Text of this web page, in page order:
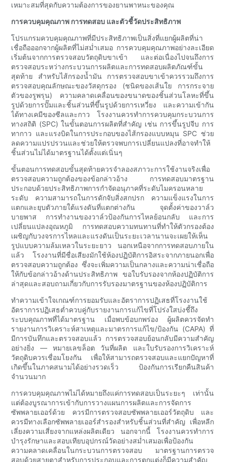
เหมาะสมที่สุดกับความต้องการของยานพาหนะของคุณ
การควบคุมคุณภาพ การทดสอบ และตัวชี้วัดประสิทธิภาพ
โปรแกรมควบคุมคุณภาพที่มีประสิทธิภาพเป็นสิ่งที่แยกผู้ผลิตที่น่า
เชื่อถือออกจากผู้ผลิตที่ไม่สม่ำเสมอ การควบคุมคุณภาพอย่างละเอียด
เริ่มต้นจากการตรวจสอบวัตถุดิบขาเข้า และต่อเนื่องไปจนถึงการ
ตรวจสอบระหว่างกระบวนการผลิตและการทดสอบผลิตภัณฑ์ขั้น
สุดท้าย สำหรับไส้กรองน้ำมัน การตรวจสอบขาเข้าควรรวมถึงการ
ตรวจสอบคุณลักษณะของวัสดุกรอง (ชนิดของเส้นใย การกระจาย
ตัวของรูพรุน) ความคลาดเคลื่อนของขนาดของชิ้นส่วนโลหะที่ขึ้น
รูปด้วยการปั๊มและชิ้นส่วนที่ขึ้นรูปด้วยการเหวี่ยง และความเข้ากัน
ได้ทางเคมีของซีลและกาว โรงงานควรทำการควบคุมกระบวนการ
ทางสถิติ (SPC) ในขั้นตอนการผลิตที่สำคัญ เช่น การขึ้นรูปจีบ การ
ทากาว และแรงบิดในการประกอบของไส้กรองแบบหมุน SPC ช่วย
ลดความแปรปรวนและช่วยให้ตรวจพบการเปลี่ยนแปลงที่อาจทำให้
ชิ้นส่วนไม่ได้มาตรฐานได้ตั้งแต่เนิ่นๆ
ขั้นตอนการทดสอบขั้นสุดท้ายควรจำลองสภาวะการใช้งานจริงเพื่อ
ตรวจสอบความถูกต้องของข้อกล่าวอ้าง การทดสอบมาตรฐาน
ประกอบด้วยประสิทธิภาพการกำจัดอนุภาคที่ระดับไมครอนหลาย
ระดับ ความสามารถในการดักจับสิ่งสกปรก ความแข็งแรงในการ
แตกและยุบตัวภายใต้แรงดันที่แตกต่างกัน จุดตั้งค่าของวาล์ว
บายพาส การทำงานของวาล์วป้องกันการไหลย้อนกลับ และการ
เปลี่ยนแปลงอุณหภูมิ การทดสอบความทนทานที่ทำให้ตัวกรองต้อง
เผชิญกับวงจรการไหลและแรงดันเป็นระยะเวลานานจะเผยให้เห็น
รูปแบบความล้มเหลวในระยะยาว นอกเหนือจากการทดสอบภายใน
แล้ว โรงงานที่มีชื่อเสียงมักใช้ห้องปฏิบัติการอิสระจากภายนอกเพื่อ
ตรวจสอบความถูกต้อง ซึ่งจะเพิ่มความเป็นกลางและความน่าเชื่อถือ
ให้กับข้อกล่าวอ้างด้านประสิทธิภาพ ขอใบรับรองจากห้องปฏิบัติการ
ล่าสุดและสอบถามเกี่ยวกับการรับรองมาตรฐานของห้องปฏิบัติการ
ทำความเข้าใจเกณฑ์การยอมรับและอัตราการปฏิเสธที่โรงงานใช้
อัตราการปฏิเสธต่ำควบคู่กับรายงานการแก้ไขที่โปร่งใสบ่งชี้ถึง
ระบบคุณภาพที่ได้มาตรฐาน เมื่อพบข้อบกพร่อง ผู้ผลิตควรจัดทำ
รายงานการวิเคราะห์สาเหตุและมาตรการแก้ไข/ป้องกัน (CAPA) ที่
มีการบันทึกและตรวจสอบแล้ว การตรวจสอบย้อนกลับมีความสำคัญ
อย่างยิ่ง — หมายเลขล็อต วันที่ผลิต และใบรับรองการวิเคราะห์
วัตถุดิบควรเชื่อมโยงกัน เพื่อให้สามารถตรวจสอบและแยกปัญหาที่
เกิดขึ้นในภาคสนามได้อย่างรวดเร็ว ป้องกันการเรียกคืนสินค้า
จำนวนมาก
การควบคุมคุณภาพไม่ได้หมายถึงแค่การทดสอบเป็นระยะๆ เท่านั้น
แต่ต้องบูรณาการเข้ากับการวางแผนการผลิตและการจัดการ
ซัพพลายเออร์ด้วย ควรมีการตรวจสอบซัพพลายเออร์วัตถุดิบ และ
ควรมีทางเลือกซัพพลายเออร์สำรองสำหรับชิ้นส่วนที่สำคัญ เพื่อหลีก
เลี่ยงความเสี่ยงจากแหล่งผลิตเดียว นอกจากนี้ โรงงานควรทำการ
บำรุงรักษาและสอบเทียบอุปกรณ์วัดอย่างสม่ำเสมอเพื่อป้องกัน
ความคลาดเคลื่อนในกระบวนการตรวจสอบ มาตรฐานการตรวจ
สอบด้วยสายตาสำหรับการประกอบและการตกแต่งก็มีความสำคัญ